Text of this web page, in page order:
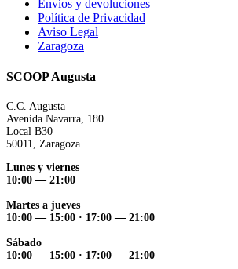
Envíos y devoluciones
Política de Privacidad
Aviso Legal
Zaragoza
SCOOP Augusta
C.C. Augusta
Avenida Navarra, 180
Local B30
50011, Zaragoza
Lunes y viernes
10:00 — 21:00
Martes a jueves
10:00 — 15:00 · 17:00 — 21:00
Sábado
10:00 — 15:00 · 17:00 — 21:00